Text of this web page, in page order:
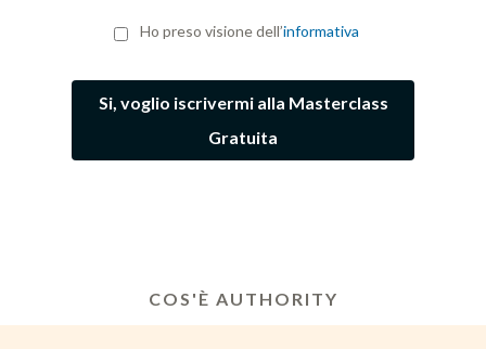
Ho preso visione dell’informativa
Si, voglio iscrivermi alla Masterclass
Gratuita
COS'È AUTHORITY